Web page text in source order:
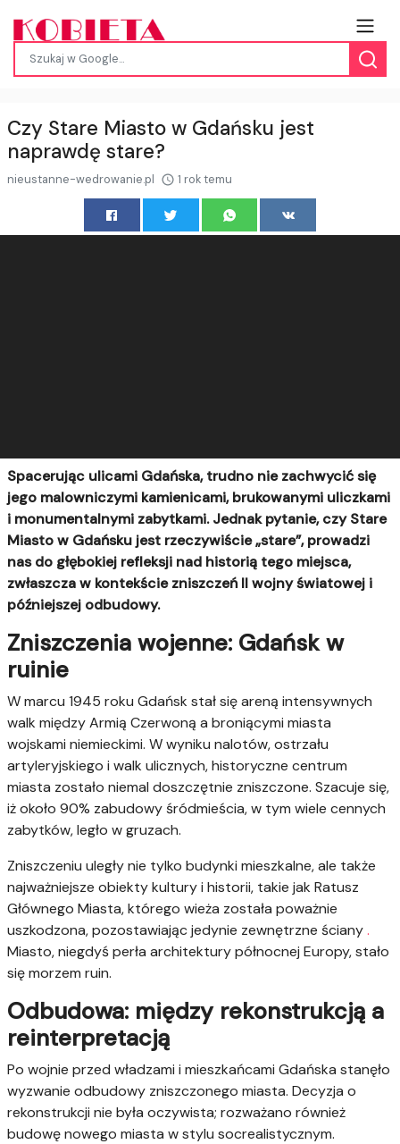
Czy Stare Miasto w Gdańsku jest
naprawdę stare?
nieustanne-wedrowanie.pl 1 rok temu
Spacerując ulicami Gdańska, trudno nie zachwycić się
jego malowniczymi kamienicami, brukowanymi uliczkami
i monumentalnymi zabytkami. Jednak pytanie, czy Stare
Miasto w Gdańsku jest rzeczywiście „stare”, prowadzi
nas do głębokiej refleksji nad historią tego miejsca,
zwłaszcza w kontekście zniszczeń II wojny światowej i
późniejszej odbudowy.
Zniszczenia wojenne: Gdańsk w
ruinie
W marcu 1945 roku Gdańsk stał się areną intensywnych
walk między Armią Czerwoną a broniącymi miasta
wojskami niemieckimi. W wyniku nalotów, ostrzału
artyleryjskiego i walk ulicznych, historyczne centrum
miasta zostało niemal doszczętnie zniszczone. Szacuje się,
iż około 90% zabudowy śródmieścia, w tym wiele cennych
zabytków, legło w gruzach.
Zniszczeniu uległy nie tylko budynki mieszkalne, ale także
najważniejsze obiekty kultury i historii, takie jak Ratusz
Głównego Miasta, którego wieża została poważnie
uszkodzona, pozostawiając jedynie zewnętrzne ściany.
Miasto, niegdyś perła architektury północnej Europy, stało
się morzem ruin.
Odbudowa: między rekonstrukcją a
reinterpretacją
Po wojnie przed władzami i mieszkańcami Gdańska stanęło
wyzwanie odbudowy zniszczonego miasta. Decyzja o
rekonstrukcji nie była oczywista; rozważano również
budowę nowego miasta w stylu socrealistycznym.